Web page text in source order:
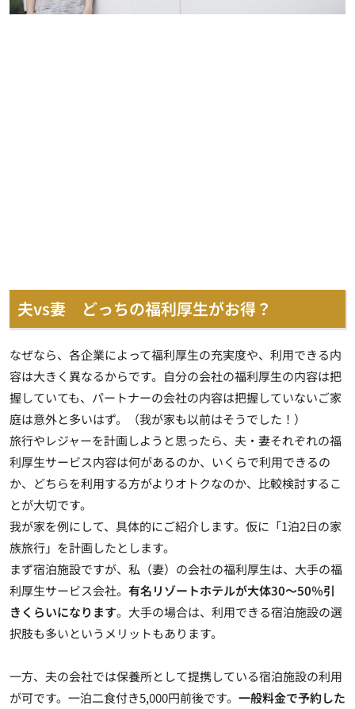
夫vs妻 どっちの福利厚生がお得？
なぜなら、各企業によって福利厚生の充実度や、利用できる内
容は大きく異なるからです。自分の会社の福利厚生の内容は把
握していても、パートナーの会社の内容は把握していないご家
庭は意外と多いはず。（我が家も以前はそうでした！）
旅行やレジャーを計画しようと思ったら、夫・妻それぞれの福
利厚生サービス内容は何があるのか、いくらで利用できるの
か、どちらを利用する方がよりオトクなのか、比較検討するこ
とが大切です。
我が家を例にして、具体的にご紹介します。仮に「1泊2日の家
族旅行」を計画したとします。
まず宿泊施設ですが、私（妻）の会社の福利厚生は、大手の福
利厚生サービス会社。 有名リゾートホテルが大体30～50％引
きくらいになります。大手の場合は、利用できる宿泊施設の選
択肢も多いというメリットもあります。
一方、夫の会社では保養所として提携している宿泊施設の利用
が可です。一泊二食付き5,000円前後です。 一般料金で予約した